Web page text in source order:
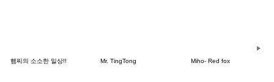
햄찌의 소소한 일상!! Mr. TingTong Miho- Red fox